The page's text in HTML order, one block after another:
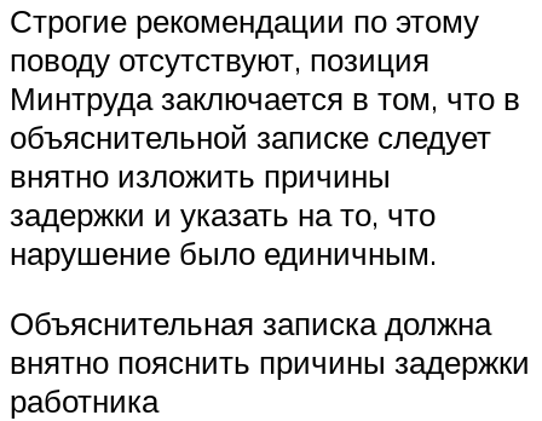
Строгие рекомендации по этому
поводу отсутствуют, позиция
Минтруда заключается в том, что в
объяснительной записке следует
внятно изложить причины
задержки и указать на то, что
нарушение было единичным.
Объяснительная записка должна
внятно пояснить причины задержки
работника